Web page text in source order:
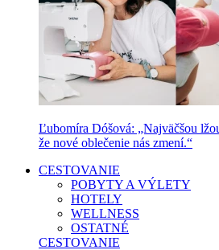
Ľubomíra Dóšová: „Najväčšou
že nové oblečenie nás zmení.“
CESTOVANIE
POBYTY A VÝLETY
HOTELY
WELLNESS
OSTATNÉ
CESTOVANIE